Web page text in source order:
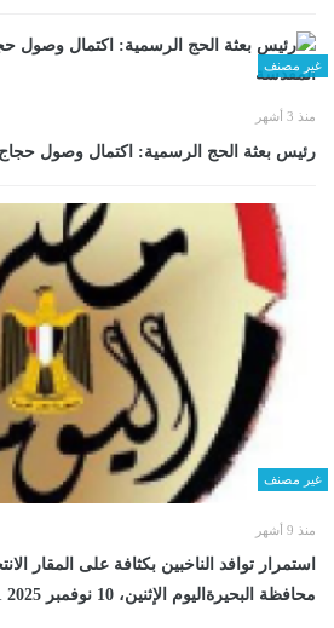
غير مصنف
منذ 3 أشهر
رئيس بعثة الحج الرسمية: اكتمال وصول
غير مصنف
منذ 9 أشهر
استمرار توافد الناخبين بكثافة على المقار
محافظة البحيرةاليوم الإثنين، 10 نوفمبر 2025 07:21 مـ